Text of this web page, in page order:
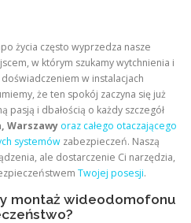
życia często wyprzedza nasze
w którym szukamy wytchnienia i
w instalacjach
że ten spokój zaczyna się już
i dbałością o każdy szczegół
Warszawy oraz całego otaczającego
systemów zabezpieczeń. Naszą
ale dostarczenie Ci narzędzia,
Twojej posesji.
montaż wideodomofonu